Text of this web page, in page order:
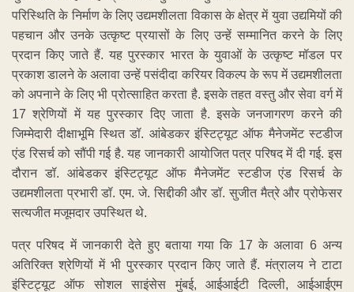
परिस्थिति के निर्माण के लिए उद्यमशीलता विकास के क्षेत्र में युवा उद्यमियों की
पहचान और उनके उत्कृष्ट प्रयासों के लिए उन्हें सम्मानित करने के लिए
प्रदान किए जाते हैं. यह पुरस्कार भारत के युवाओं के उत्कृष्ट मॉडल पर
प्रकाश डालने के अलावा उन्हें पसंदीदा करियर विकल्प के रूप में उद्यमशीलता
को अपनाने के लिए भी प्रोत्साहित करता है. इसके तहत वस्तु और सेवा वर्ग में
17 श्रेणियों में यह पुरस्कार दिए जाता है. इसके जनजागरण करने की
जिम्मेदारी दीक्षाभूमि स्थित डॉ. आंबेडकर इंस्टिट्यूट ऑफ मैनेजमेंट स्टडीज
एंड रिसर्च को सौंपी गई है. यह जानकारी आयोजित पत्र परिषद में दी गई. इस
दौरान डॉ. आंबेडकर इंस्टिट्यूट ऑफ मैनेजमेंट स्टडीज एंड रिसर्च के
उद्यमशीलता प्रभारी डॉ. एम. जे. सिद्दीकी और डॉ. सुजीत मैत्रे और प्रोफेसर
सत्यजीत मजूमदार उपस्थित थे.
पत्र परिषद में जानकारी देते हुए बताया गया कि 17 के अलावा 6 अन्य
अतिरिक्त श्रेणियों में भी पुरस्कार प्रदान किए जाते हैं. मंत्रालय ने टाटा
इंस्टिट्यूट ऑफ सोशल साइंसेस मुंबई, आईआईटी दिल्ली, आईआईएम